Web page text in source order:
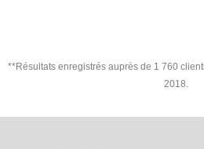
**Résultats enregistrés auprès de 1 760
2018.